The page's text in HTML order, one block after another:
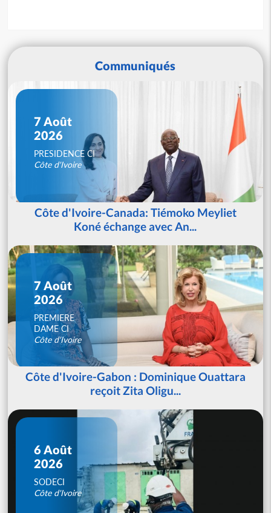
Communiqués
7 Août
2026
PRESIDENCE CI
Côte d'Ivoire
Côte d'Ivoire-Canada: Tiémoko Meyliet
Koné échange avec An...
7 Août
2026
PREMIERE
DAME CI
Côte d'Ivoire
Côte d'Ivoire-Gabon : Dominique Ouattara
reçoit Zita Oligu...
6 Août
2026
SODECI
Côte d'Ivoire